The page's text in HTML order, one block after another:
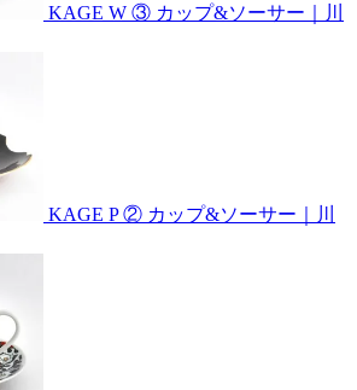
KAGE W ③ カップ&ソーサー｜川
KAGE P ② カップ&ソーサー｜川